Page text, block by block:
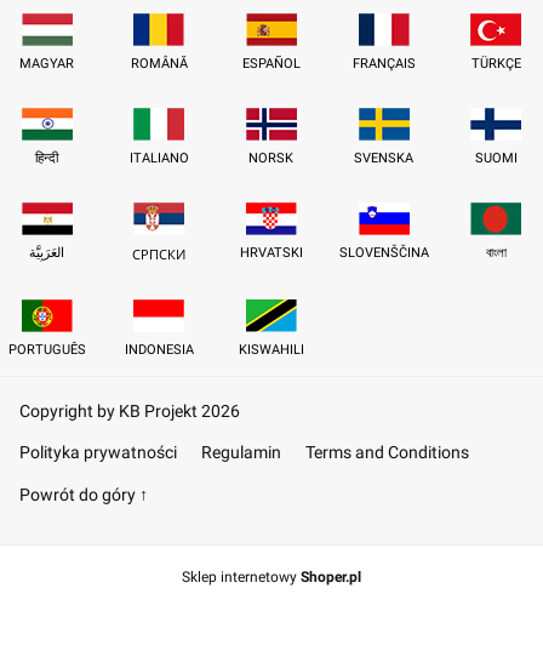
MAGYAR ROMÂNĂ ESPAÑOL FRANÇAIS TÜRKÇE
हिन्दी ITALIANO NORSK SVENSKA SUOMI
العَرَبِيَّة СРПСКИ HRVATSKI SLOVENŠČINA বাংলা
PORTUGUÊS INDONESIA KISWAHILI
Copyright by KB Projekt 2026
Polityka prywatności Regulamin Terms and Conditions
Powrót do góry ↑
Sklep internetowy Shoper.pl